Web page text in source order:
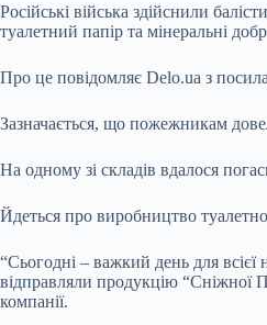
Російські війська здійснили
туалетний папір та мінеральні
Про це повідомляє Delo.ua з
Зазначається, що пожежникам
На одному зі складів вдалося
Йдеться про виробництво
“Сьогодні – важкий день для
відправляли продукцію “Сніжної
компанії.